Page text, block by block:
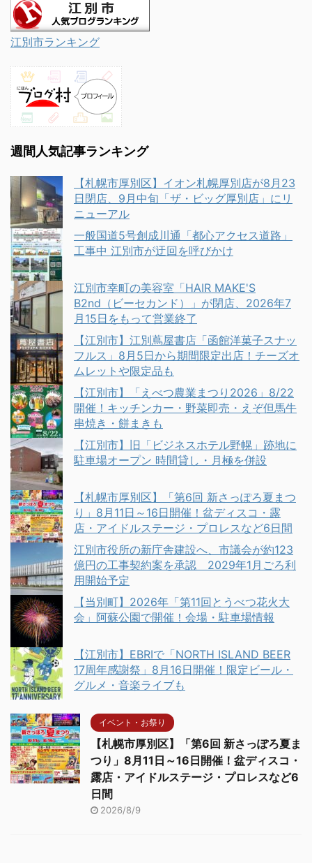
江別市ランキング
週間人気記事ランキング
【札幌市厚別区】イオン札幌厚別店が8月23
日閉店、9月中旬「ザ・ビッグ厚別店」にリ
ニューアル
一般国道5号創成川通「都心アクセス道路」
工事中 江別市が迂回を呼びかけ
江別市幸町の美容室「HAIR MAKE'S
B2nd（ビーセカンド）」が閉店、2026年7
月15日をもって営業終了
【江別市】江別蔦屋書店「函館洋菓子スナッ
フルス」8月5日から期間限定出店！チーズオ
ムレットや限定品も
【江別市】「えべつ農業まつり2026」8/22
開催！キッチンカー・野菜即売・えぞ但馬牛
串焼き・餅まきも
【江別市】旧「ビジネスホテル野幌」跡地に
駐車場オープン 時間貸し・月極を併設
【札幌市厚別区】「第6回 新さっぽろ夏まつ
り」8月11日～16日開催！盆ディスコ・露
店・アイドルステージ・プロレスなど6日間
江別市役所の新庁舎建設へ、市議会が約123
億円の工事契約案を承認 2029年1月ごろ利
用開始予定
【当別町】2026年「第11回とうべつ花火大
会」阿蘇公園で開催！会場・駐車場情報
【江別市】EBRIで「NORTH ISLAND BEER
17周年感謝祭」8月16日開催！限定ビール・
グルメ・音楽ライブも
イベント・お祭り
【札幌市厚別区】「第6回 新さっぽろ夏ま
つり」8月11日～16日開催！盆ディスコ・
露店・アイドルステージ・プロレスなど6
日間
2026/8/9